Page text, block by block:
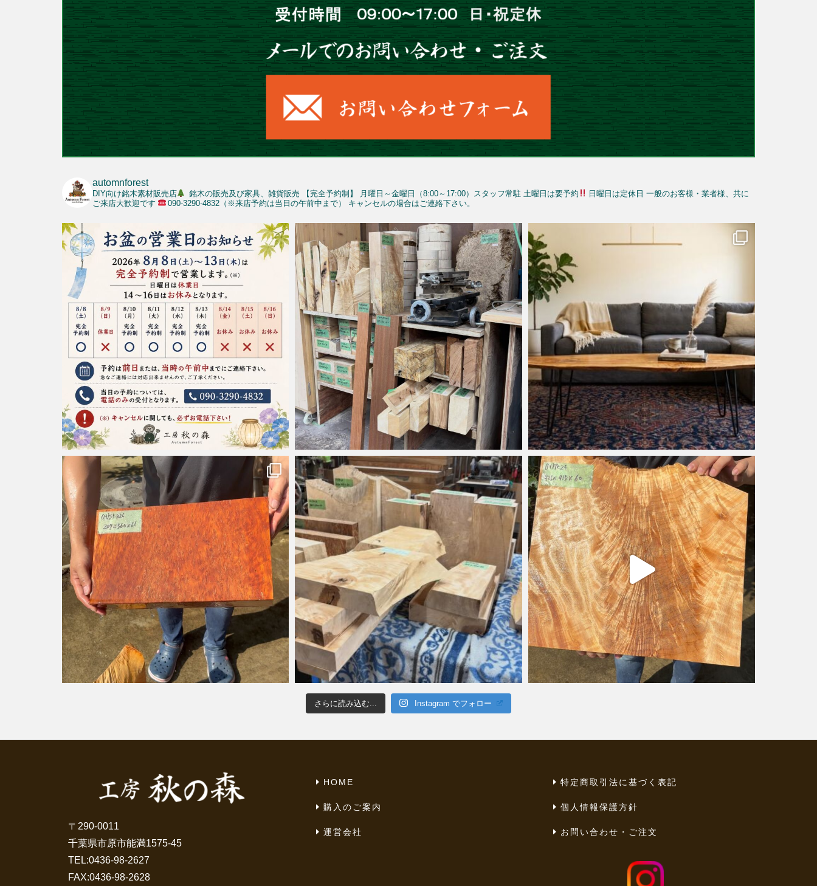
automnforest
DIY向け銘木素材販売店 銘木の販売及び家具、雑貨販売 【完全予約制】 月曜日～金曜日（8:00～17:00）スタッフ常駐 土曜日は要予約 日曜日は定休日 一般のお客様・業者様、共に
ご来店大歓迎です
090-3290-4832（※来店予約は当日の午前中まで） キャンセルの場合はご連絡下さい。
さらに読み込む... Instagram でフォロー
〒290-0011
千葉県市原市能満1575-45
TEL:0436-98-2627
FAX:0436-98-2628
HOME
購入のご案内
運営会社
特定商取引法に基づく表記
個人情報保護方針
お問い合わせ・ご注文